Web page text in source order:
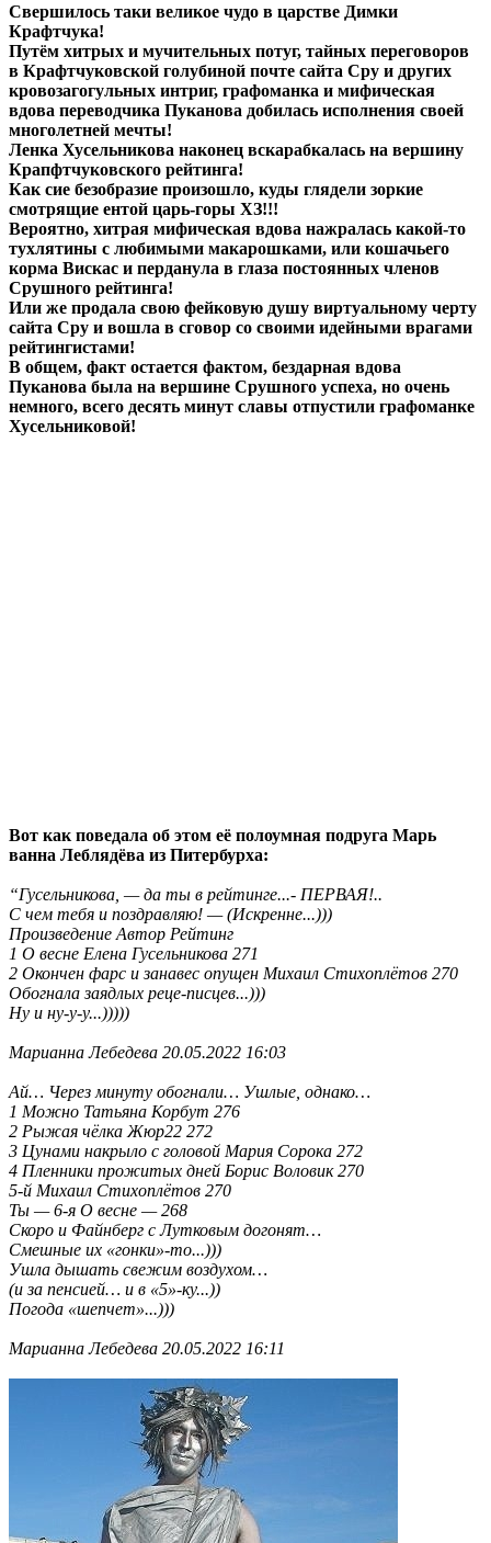
Свершилось таки великое чудо в царстве Димки
Крафтчука!
Путём хитрых и мучительных потуг, тайных переговоров
в Крафтчуковской голубиной почте сайта Сру и других
кровозагогульных интриг, графоманка и мифическая
вдова переводчика Пуканова добилась исполнения своей
многолетней мечты!
Ленка Хусельникова наконец вскарабкалась на вершину
Крапфтчуковского рейтинга!
Как сие безобразие произошло, куды глядели зоркие
смотрящие ентой царь-горы ХЗ!!!
Вероятно, хитрая мифическая вдова нажралась какой-то
тухлятины с любимыми макарошками, или кошачьего
корма Вискас и перданула в глаза постоянных членов
Срушного рейтинга!
Или же продала свою фейковую душу виртуальному черту
сайта Сру и вошла в сговор со своими идейными врагами
рейтингистами!
В общем, факт остается фактом, бездарная вдова
Пуканова была на вершине Срушного успеха, но очень
немного, всего десять минут славы отпустили графоманке
Хусельниковой!
Вот как поведала об этом её полоумная подруга Марь
ванна Леблядёва из Питербурха:
“Гусельникова, — да ты в рейтинге...- ПЕРВАЯ!..
С чем тебя и поздравляю! — (Искренне...)))
Произведение Автор Рейтинг
1 О весне Елена Гусельникова 271
2 Окончен фарс и занавес опущен Михаил Стихоплётов 270
Обогнала заядлых реце-писцев...)))
Ну и ну-у-у...)))))
Марианна Лебедева 20.05.2022 16:03
Ай… Через минуту обогнали… Ушлые, однако…
1 Можно Татьяна Корбут 276
2 Рыжая чёлка Жюр22 272
3 Цунами накрыло с головой Мария Сорока 272
4 Пленники прожитых дней Борис Воловик 270
5-й Михаил Стихоплётов 270
Ты — 6-я О весне — 268
Скоро и Файнберг с Лутковым догонят…
Смешные их «гонки»-то...)))
Ушла дышать свежим воздухом…
(и за пенсией… и в «5»-ку...))
Погода «шепчет»...)))
Марианна Лебедева 20.05.2022 16:11